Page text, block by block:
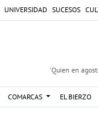
UNIVERSIDAD SUCESOS
'Quien en
COMARCAS EL BIERZO